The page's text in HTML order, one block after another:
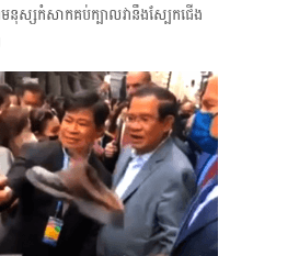
ស្សកំសាកគប់ក្បាលវានឹងស្បែកជើង